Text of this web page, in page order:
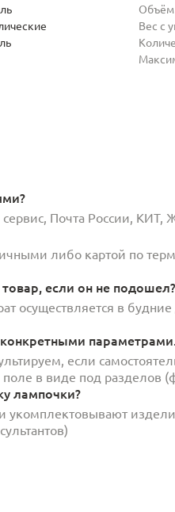
Объём
Вес с
Почта России, КИТ,
либо картой по
если он не подошел?
осуществляется в
если
поле в виде под
лампочки?
укомплектовывают